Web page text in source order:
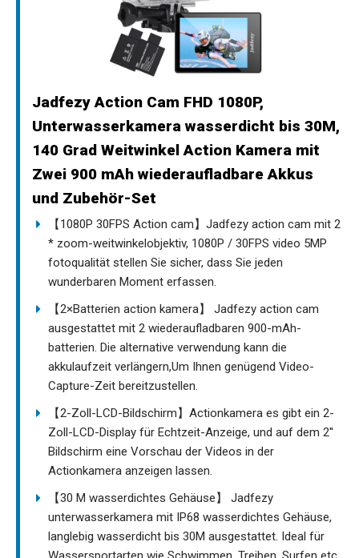
Jadfezy Action Cam FHD 1080P,
Unterwasserkamera wasserdicht bis 30M,
140 Grad Weitwinkel Action Kamera mit
Zwei 900 mAh wiederaufladbare Akkus
und Zubehör-Set
【1080P 30FPS Action cam】Jadfezy action cam mit 2
* zoom-weitwinkelobjektiv, 1080P / 30FPS video 5MP
fotoqualität stellen Sie sicher, dass Sie jeden
wunderbaren Moment erfassen.
【2×Batterien action kamera】 Jadfezy action cam
ausgestattet mit 2 wiederaufladbaren 900-mAh-
batterien. Die alternative verwendung kann die
akkulaufzeit verlängern,Um Ihnen genügend Video-
Capture-Zeit bereitzustellen.
【2-Zoll-LCD-Bildschirm】Actionkamera es gibt ein 2-
Zoll-LCD-Display für Echtzeit-Anzeige, und auf dem 2''
Bildschirm eine Vorschau der Videos in der
Actionkamera anzeigen lassen.
【30 M wasserdichtes Gehäuse】 Jadfezy
unterwasserkamera mit IP68 wasserdichtes Gehäuse,
langlebig wasserdicht bis 30M ausgestattet. Ideal für